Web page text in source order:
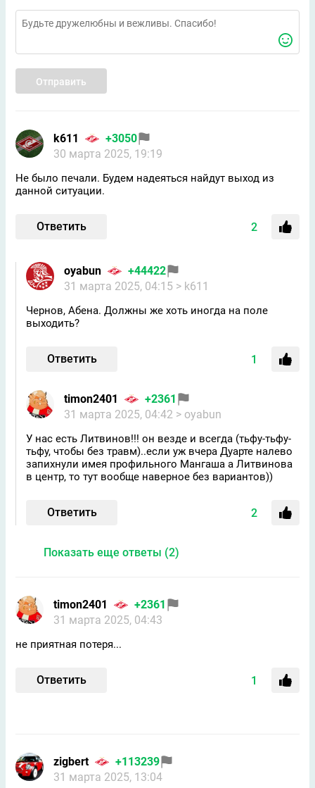
Отправить
k611
+3050
30 марта 2025, 19:19
Не было печали. Будем надеяться найдут выход из
данной ситуации.
Ответить 2
oyabun
+44422
31 марта 2025, 04:15 > k611
Чернов, Абена. Должны же хоть иногда на поле
выходить?
Ответить 1
timon2401
+2361
31 марта 2025, 04:42 > oyabun
У нас есть Литвинов!!! он везде и всегда (тьфу-тьфу-
тьфу, чтобы без травм)..если уж вчера Дуарте налево
запихнули имея профильного Мангаша а Литвинова
в центр, то тут вообще наверное без вариантов))
Ответить 2
Показать еще ответы (2)
timon2401
+2361
31 марта 2025, 04:43
не приятная потеря...
Ответить 1
zigbert
+113239
31 марта 2025, 13:04